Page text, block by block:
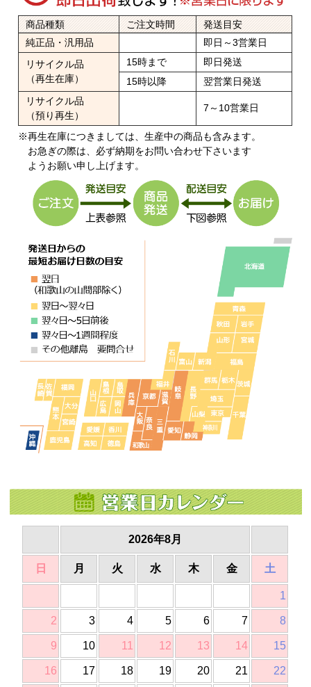
商品種類 ご注文時間
発送目安
純正品・汎用品
即日～3営業日
リサイクル品
（再生在庫）
15時まで
即日発送
15時以降
翌営業日発送
リサイクル品
（預り再生）
7～10営業日
※再生在庫につきましては、生産中の商品も含みます。
お急ぎの際は、必ず納期をお問い合わせ下さいます
ようお願い申し上げます。
2026年8月
日 月 火 水 木 金 土
1
2 3 4 5 6 7 8
9 10 11 12 13 14 15
16 17 18 19 20 21 22